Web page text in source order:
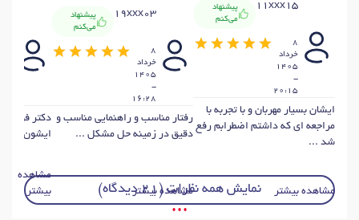
11xxx15
پیشنهاد
می‌کنم
8
خرداد
1405
-
20:15
ایشان بسیار مهربان و با تجربه با
مراجعه ای که داشتم اضطرابم رفع
شد ...
مشاهده بیشتر
19xxx03
پیشنهاد
می‌کنم
8
خرداد
1405
-
16:28
رفتار مناسب و راهنمایی مناسب و
دقیق در زمینه حل مشکل ...
مشاهده بیشتر
دکتر فوق
ایشون
مشاهده
بیشتر
نمایش همه نظرات (21 دیدگاه)
• • •